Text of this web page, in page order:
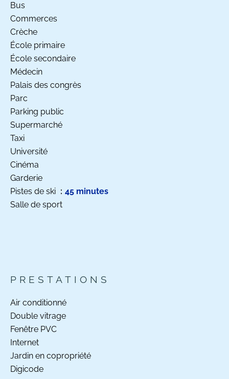
Bus
Commerces
Crèche
École primaire
École secondaire
Médecin
Palais des congrès
Parc
Parking public
Supermarché
Taxi
Université
Cinéma
Garderie
Pistes de ski
45 minutes
Salle de sport
PRESTATIONS
Air conditionné
Double vitrage
Fenêtre PVC
Internet
Jardin en copropriété
Digicode